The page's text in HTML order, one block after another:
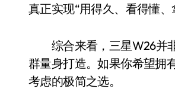
真正实现“用得久、看得懂、
综合来看，三星W26并非
群量身打造。如果你希望拥
考虑的极简之选。